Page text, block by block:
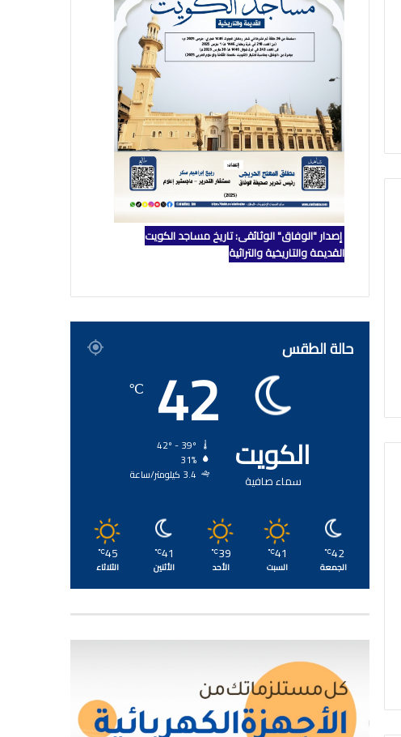
إصدار "الوفاق" الوثائقي: تاريخ مساجد الكويت
القديمة والتاريخية والتراثية
حالة الطقس
الكويت
سماء صافية
42
℃
31%
3.4 كيلومتر/ساعة
42
℃
الجمعة
41
℃
السبت
39
℃
الأحد
41
℃
الأثنين
45
℃
الثلاثاء